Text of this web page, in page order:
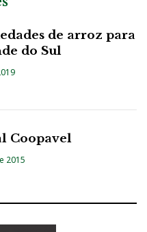
de arroz para
do Sul
Coopavel
2015